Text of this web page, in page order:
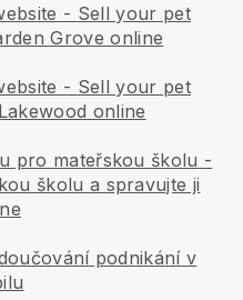
- Sell your pet
Grove online
- Sell your pet
online
pro mateřskou školu -
školu a spravujte ji
podnikání v